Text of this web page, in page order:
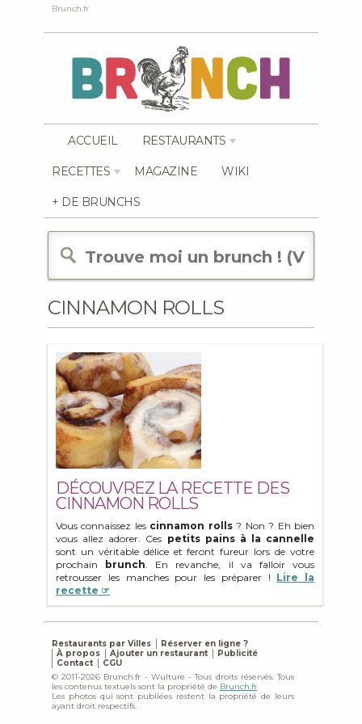
Brunch.fr
ACCUEIL RESTAURANTS
RECETTES MAGAZINE WIKI
+ DE BRUNCHS
CINNAMON ROLLS
DÉCOUVREZ LA RECETTE DES
CINNAMON ROLLS
Vous connaissez les cinnamon rolls? Non ? Eh bien
vous allez adorer. Ces petits pains à la cannelle
sont un véritable délice et feront fureur lors de votre
prochain
brunch. En revanche, il va falloir vous
retrousser les manches pour les préparer ! Lire la
recette ☞
Restaurants par Villes
Réserver en ligne ?
À propos
Ajouter un restaurant
Publicité
Contact
CGU
© 2011-2026 Brunch.fr - Wulture - Tous droits réservés. Tous
les contenus textuels sont la propriété de Brunch.fr
Les photos qui sont publiées restent la propriété de leurs
ayant droit respectifs.